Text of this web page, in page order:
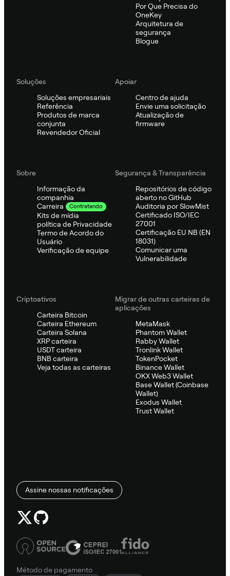
Por Que Precisa do
OneKey
Arquitetura de
segurança
Blogue
Soluções
Soluções empresariais
Referência
Produtos de marca
conjunta
Revendedor Oficial
Apoiar
Centro de ajuda
Envie uma solicitação
Atualização de
firmware
Sobre
Informação da
companhia
Carreira
Contratando
Kits de mídia
política de Privacidade
Termo de Acordo do
Usuário
Verificação de equipe
Segurança & Transparência
Repositórios de código
aberto no GitHub
Auditoria por SlowMist
Certificado ISO/IEC
27001
Certificação EU NB (EN
18031)
Comunicar uma
Vulnerabilidade
Criptoativos
Carteira Bitcoin
Carteira Ethereum
Carteira Solana
XRP carteira
USDT carteira
BNB carteira
Veja todas as carteiras
Migrar de outras carteiras de
aplicações
MetaMask
Phantom Wallet
Rabby Wallet
Tronlink Wallet
TokenPocket
Binance Wallet
OKX Web3 Wallet
Base Wallet (Coinbase
Wallet)
Exodus Wallet
Trust Wallet
Assine nossas notificações
Método de pagamento